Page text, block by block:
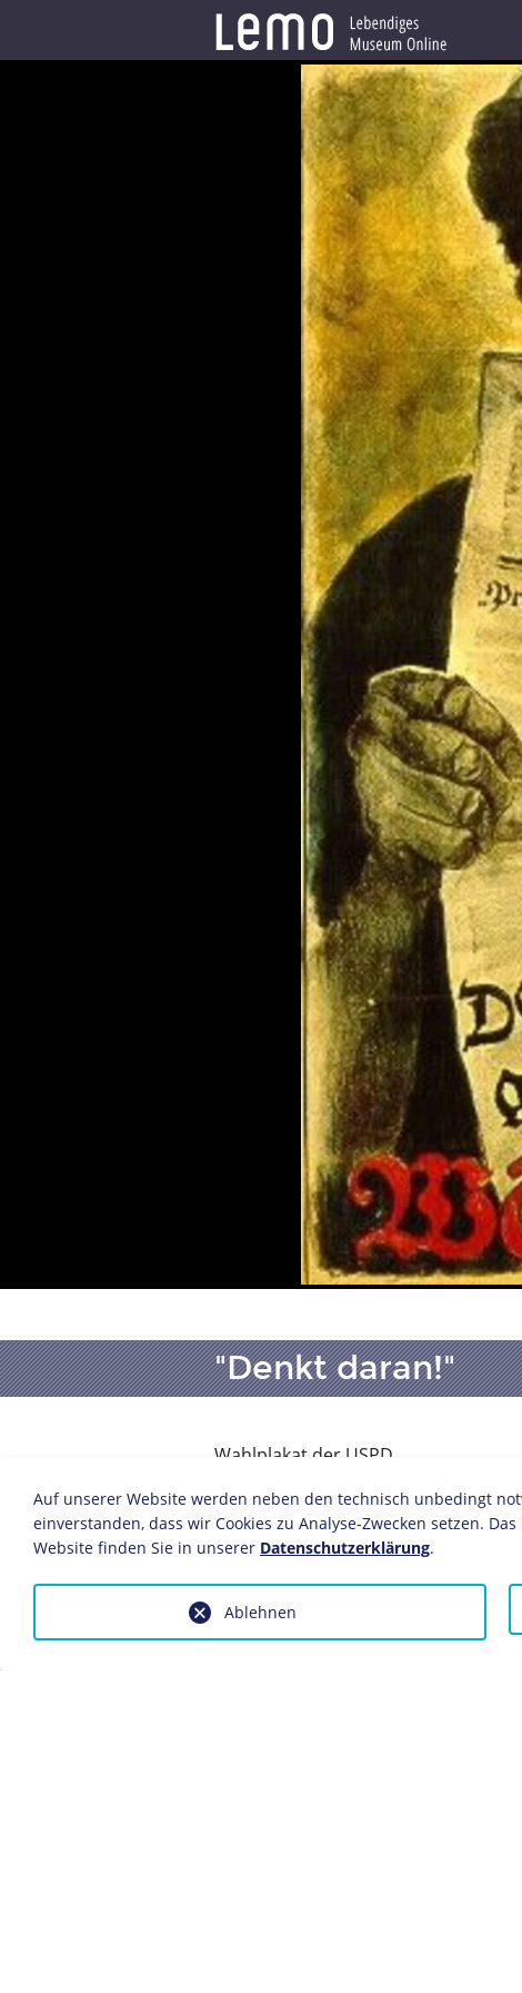
"Denkt daran!"
Wahlplakat der USPD
München, 1920
112 x 81 cm
Inv.-Nr.: 1987/390
Dieses Objekt ist eingebunden in
Auf unserer Website werden neben den technisch unbedingt
einverstanden, dass wir Cookies zu Analyse-Zwecken setzen.
Website finden Sie in unserer Datenschutzerklärung.
Ablehnen